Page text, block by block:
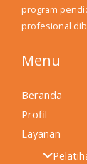
program
profesional
Menu
Beranda
Profil
Layanan